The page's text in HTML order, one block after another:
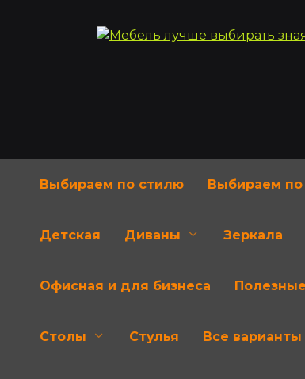
Выбираем по стилю Выбираем по
Детская Диваны Зеркала
Офисная и для бизнеса
Столы Стулья Все варианты